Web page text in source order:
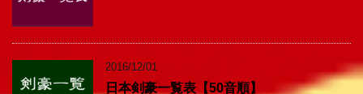
2016/12/01
日本剣豪一覧表【50音順】